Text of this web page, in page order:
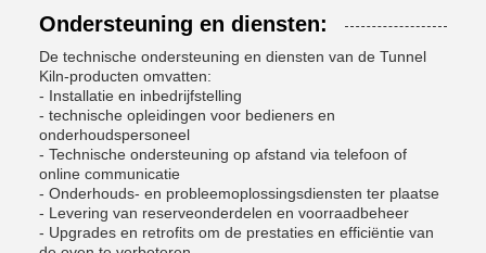
Ondersteuning en diensten:
De technische ondersteuning en diensten van de Tunnel
Kiln-producten omvatten:
- Installatie en inbedrijfstelling
- technische opleidingen voor bedieners en
onderhoudspersoneel
- Technische ondersteuning op afstand via telefoon of
online communicatie
- Onderhouds- en probleemoplossingsdiensten ter plaatse
- Levering van reserveonderdelen en voorraadbeheer
- Upgrades en retrofits om de prestaties en efficiëntie van